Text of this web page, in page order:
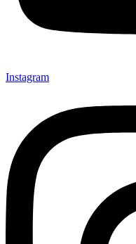
Instagram